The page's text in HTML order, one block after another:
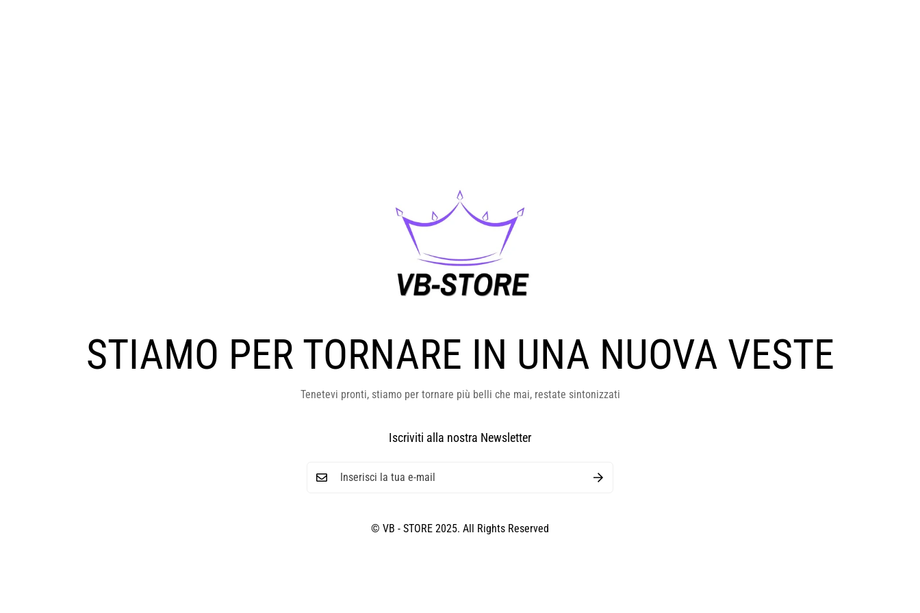
STIAMO PER TORNARE IN UNA NUOVA VESTE
Tenetevi pronti, stiamo per tornare più belli che mai, restate sintonizzati
Iscriviti alla nostra Newsletter
© VB - STORE 2025. All Rights Reserved